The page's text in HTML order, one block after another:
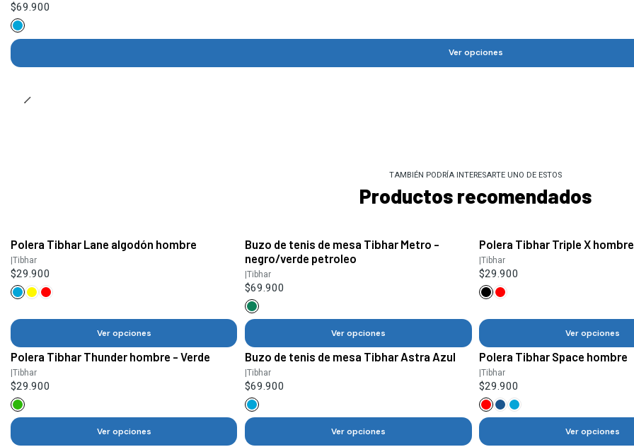
$69.900
Ver opciones
TAMBIÉN PODRÍA INTERESARTE UNO DE ESTOS
Productos recomendados
Polera Tibhar Lane algodón hombre
Tibhar
$29.900
Ver opciones
Buzo de tenis de mesa Tibhar Metro -
negro/verde petroleo
Tibhar
$69.900
Ver opciones
Polera Tibhar Triple X hombre
|Tibhar
$29.900
Ver opciones
Polera Tibhar Thunder hombre - Verde
Tibhar
$29.900
Ver opciones
Buzo de tenis de mesa Tibhar Astra Azul
Tibhar
$69.900
Ver opciones
Polera Tibhar Space hombre
|Tibhar
$29.900
Ver opciones